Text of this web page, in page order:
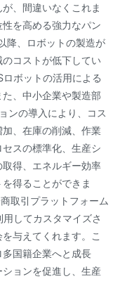
、間違いなくこれま
を高める強力なパン
降、ロボットの製造が
コストが低下してい
ボットの活用による
、中小企業や製造部
ンの導入により、コス
、在庫の削減、作業
スの標準化、生産シ
得、エネルギー効率
得ることができま
取引プラットフォーム
してカスタマイズさ
与えてくれます。こ
国籍企業へと成長
ョンを促進し、生産